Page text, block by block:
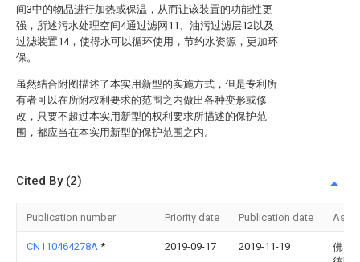
间3中的物品进行加热或保温，从而让该装置的功能性更
强，所述污水处理空间4通过滤网11、油污过滤层12以及
过滤装置14，使得水可以循环使用，节约水资源，更加环
保。
虽然结合附图描述了本实用新型的实施方式，但是专利所
有者可以在所附权利要求的范围之内做出各种变形或修
改，只要不超过本实用新型的权利要求所描述的保护范
围，都应当在本实用新型的保护范围之内。
Cited By (2)
Publication number Priority date Publication date
CN110464278A * 2019-09-17 2019-11-19
佛山